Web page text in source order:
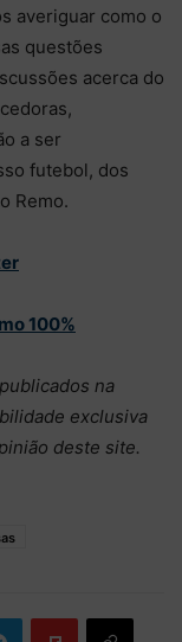
averiguar como o
questões
acerca do
a ser
futebol, dos
Remo.
100%
na
exclusiva
deste site.